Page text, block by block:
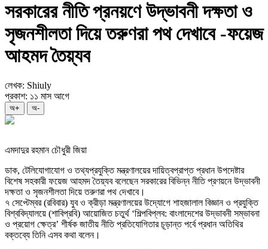
সরকারের নীতি প্রনয়ণে উদ্ভাবনী দক্ষতা ও
সৃজনশীলতা দিয়ে তরুণরা পথ দেখাবে -ফয়েজ
আহমদ তৈয়্যব
লেখক: Shiuly
প্রকাশ: ১১ মাস আগে
অ+ অ-
এমদাদুর রহমান চৌধুরী জিয়া
ডাক, টেলিযোগাযোগ ও তথ্যপ্রযুক্তি মন্ত্রণালয়ের দায়িত্বপ্রাপ্ত প্রধান উপদেষ্টার
বিশেষ সহকারী ফয়েজ আহমদ তৈয়্যব বলেছেন সরকারের বিভিন্ন নীতি প্রণয়নে উদ্ভাবনী
দক্ষতা ও সৃজনশীলতা দিয়ে তরুণরা পথ দেখাবে।
৭ সেপ্টেম্বর (রবিবার) যুব ও ক্রীড়া মন্ত্রণালয়ের উদ্যোগে শাহজালাল বিজ্ঞান ও প্রযুক্তি
বিশ্ববিদ্যালয়ে (শাবিপ্রবি) আয়োজিত চতুর্থ ‘শিল্পবিপ্লব: বাংলাদেশের উদ্ভাবনী সম্ভাবনা
ও প্রয়োগ ক্ষেত্র’ শীর্ষক জাতীয় নীতি প্রতিযোগিতার চূড়ান্ত পর্বে প্রধান অতিথির
বক্তব্যে তিনি এসব কথা বলেন।